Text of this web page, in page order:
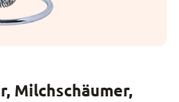
Milchschäumer,